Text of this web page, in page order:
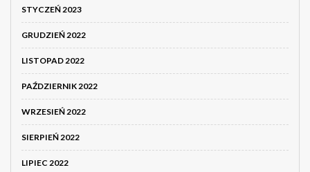
STYCZEŃ 2023
GRUDZIEŃ 2022
LISTOPAD 2022
PAŹDZIERNIK 2022
WRZESIEŃ 2022
SIERPIEŃ 2022
LIPIEC 2022